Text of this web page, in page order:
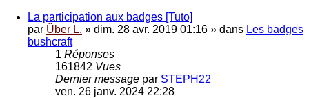
La participation aux badges [Tuto]
par Über L. » dim. 28 avr. 2019 01:16 » dans Les badges
bushcraft
1 Réponses
161842 Vues
Dernier message par STEPH22
ven. 26 janv. 2024 22:28